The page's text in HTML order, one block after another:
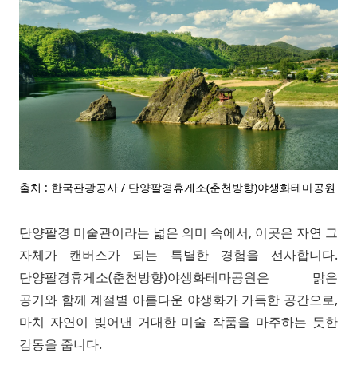
출처 : 한국관광공사 / 단양팔경휴게소(춘천방향)야생화테마공원
단양팔경 미술관이라는 넓은 의미 속에서, 이곳은 자연 그
자체가 캔버스가 되는 특별한 경험을 선사합니다.
단양팔경휴게소(춘천방향)야생화테마공원은 맑은
공기와 함께 계절별 아름다운 야생화가 가득한 공간으로,
마치 자연이 빚어낸 거대한 미술 작품을 마주하는 듯한
감동을 줍니다.